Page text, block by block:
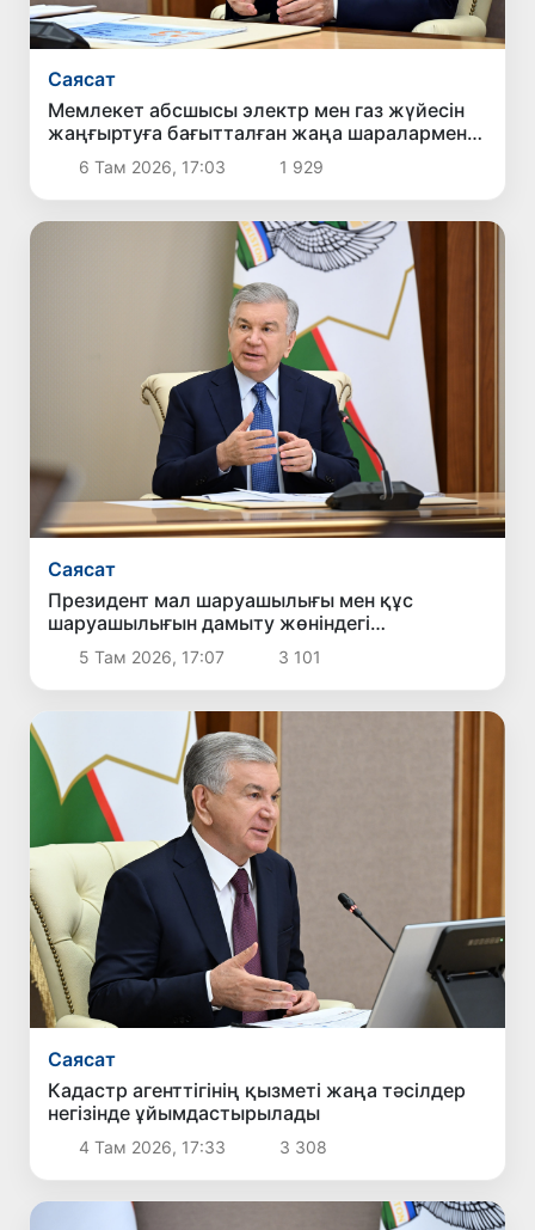
Саясат
Мемлекет абсшысы электр мен газ жүйесін
жаңғыртуға бағытталған жаңа шаралармен
танысты
6 Там 2026, 17:03 1 929
Саясат
Президент мал шаруашылығы мен құс
шаруашылығын дамыту жөніндегі
шаралармен танысты
5 Там 2026, 17:07 3 101
Саясат
Кадастр агенттігінің қызметі жаңа тәсілдер
негізінде ұйымдастырылады
4 Там 2026, 17:33 3 308